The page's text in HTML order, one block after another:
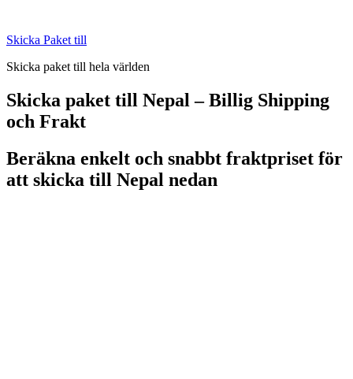
content
Skicka Paket till
Skicka paket till hela världen
Skicka paket till Nepal – Billig Shipping
och Frakt
Beräkna enkelt och snabbt fraktpriset för
att skicka till Nepal nedan